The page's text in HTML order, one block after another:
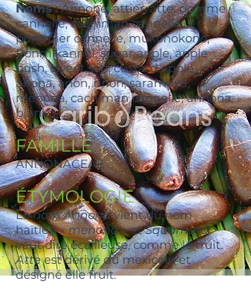
Noms :Annone, attier, atte, pomme
cannelle, cachiman cannelle,
pommier cannelle, mukonokono,
Ponm kannèl, sugar apple, apple
bush, sweet sop, custard apple,
anona, anòn, rinon, saramuya,
menona, cachiman cannelle, annona
blanka, …
FAMILLE
ANNONACEAE
ÉTYMOLOGIE
Le nomAnnonavient du nom
haïtien« menona »etSquamosa
veut dire écailleuse, comme le fruit.
Atteest dérivé du mexicain et
désigné elle fruit.